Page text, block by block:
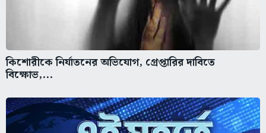
কিশোরীকে নির্যাতনের অভিযোগ, গ্রেপ্তারির দাবিতে
বিক্ষোভ,...